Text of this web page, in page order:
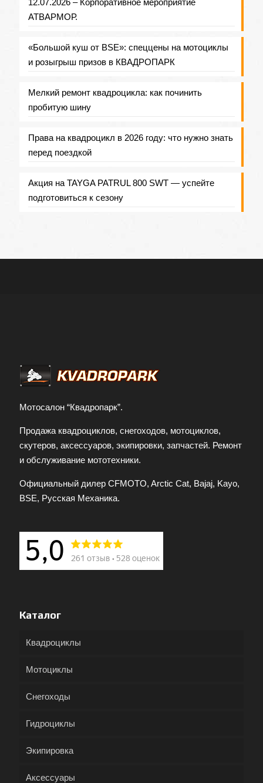
12.07.2026 – Корпоративное мероприятие
АТВАРМОР.
«Большой куш от BSE»: спеццены на мотоциклы
и розыгрыш призов в КВАДРОПАРК
Мелкий ремонт квадроцикла: как починить
пробитую шину
Права на квадроцикл в 2026 году: что нужно знать
перед поездкой
Акция на TAYGA PATRUL 800 SWT — успейте
подготовиться к сезону
Мотосалон “Квадропарк”.
Продажа квадроциклов, снегоходов, мотоциклов,
скутеров, аксессуаров, экипировки, запчастей. Ремонт
и обслуживание мототехники.
Официальный дилер CFMOTO, Arctic Cat, Bajaj, Kayo,
BSE, Русская Механика.
Каталог
Квадроциклы
Мотоциклы
Снегоходы
Гидроциклы
Экипировка
Аксессуары